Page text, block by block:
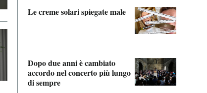
Le creme solari spiegate male
Dopo due anni è cambiato
accordo nel concerto più lungo
di sempre